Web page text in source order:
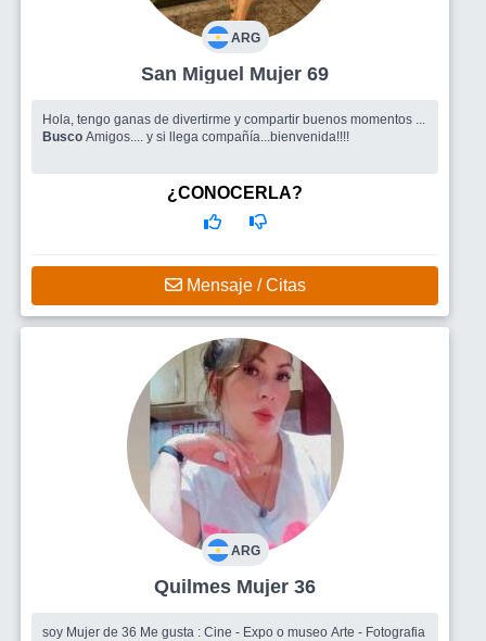
ARG
San Miguel Mujer 69
Hola, tengo ganas de divertirme y compartir buenos momentos ...
Busco Amigos.... y si llega compañía...bienvenida!!!!
¿CONOCERLA?
Mensaje / Citas
ARG
Quilmes Mujer 36
soy Mujer de 36 Me gusta : Cine - Expo o museo Arte - Fotografia